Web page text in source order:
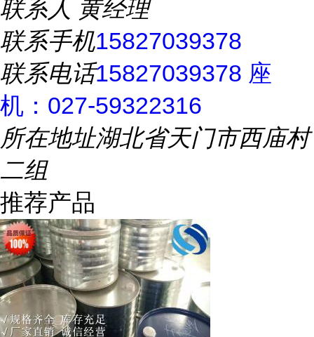
联系人 黄经理
联系手机15827039378
联系电话15827039378 座
机：027-59322316
所在地址湖北省天门市西庙村
二组
推荐产品